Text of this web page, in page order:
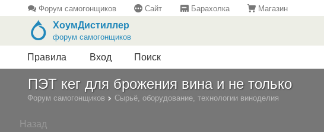
Форум самогонщиков Сайт Барахолка Магазин
ХоумДистиллер
форум самогонщиков
Правила Вход Поиск
ПЭТ кег для брожения вина и не только
Форум самогонщиков Сырьё, оборудование, технологии виноделия
Назад